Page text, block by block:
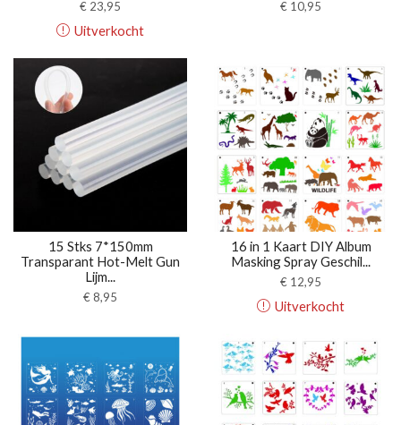
€ 23,95
Uitverkocht
€ 10,95
15 Stks 7*150mm
Transparant Hot-Melt Gun
Lijm...
€8,95
16 in 1 Kaart DIY Album
Masking Spray Geschil...
€ 12,95
Uitverkocht